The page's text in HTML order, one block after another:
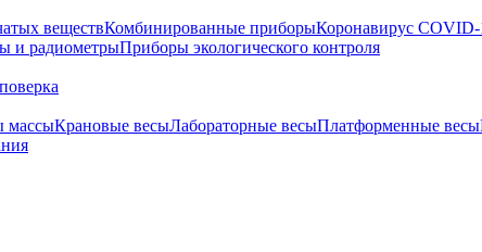
веществКомбинированные приборыКоронавирус COVID-
и радиометрыПриборы экологического контроля
массыКрановые весыЛабораторные весыПлатформенные весы